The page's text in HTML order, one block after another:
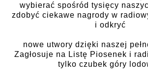
wybierać spośród tysięcy
zdobyć ciekawe nagrody w
i odkryć
nowe utwory dzięki naszej
Zagłosuje na Listę Piosenek i
tylko czubek góry